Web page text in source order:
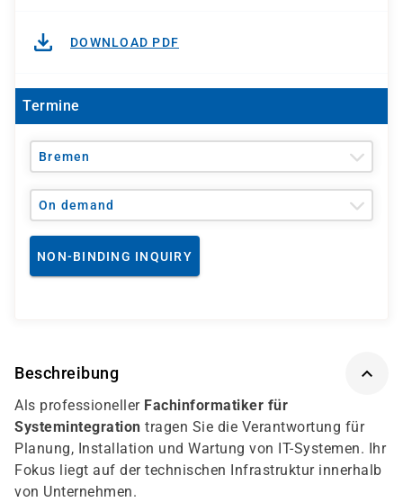
DOWNLOAD PDF
Termine
Bremen
On demand
NON-BINDING INQUIRY
Beschreibung
Als professioneller Fachinformatiker für
Systemintegration tragen Sie die Verantwortung für
Planung, Installation und Wartung von IT-Systemen. Ihr
Fokus liegt auf der technischen Infrastruktur innerhalb
von Unternehmen.